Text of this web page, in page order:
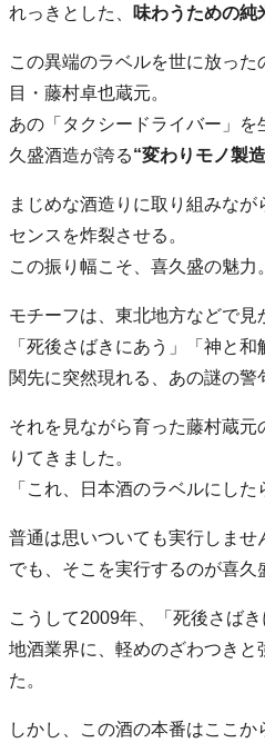
れっきとした、
味わうための純
この異端のラベルを世に放っ
目・藤村卓也蔵元。
あの「タクシードライバー」
久盛酒造が誇る“変わりモノ製
まじめな酒造りに取り組みな
センスを炸裂させる。
この振り幅こそ、喜久盛の魅力。
モチーフは、東北地方などで見
「死後さばきにあう」「神と
関先に突然現れる、あの謎の警
それを見ながら育った藤村蔵
りてきました。
「これ、日本酒のラベルにした
普通は思いついても実行しませ
でも、そこを実行するのが喜久
こうして2009年、「死後さばき
地酒業界に、軽めのざわつきと
た。
しかし、この酒の本番はここか